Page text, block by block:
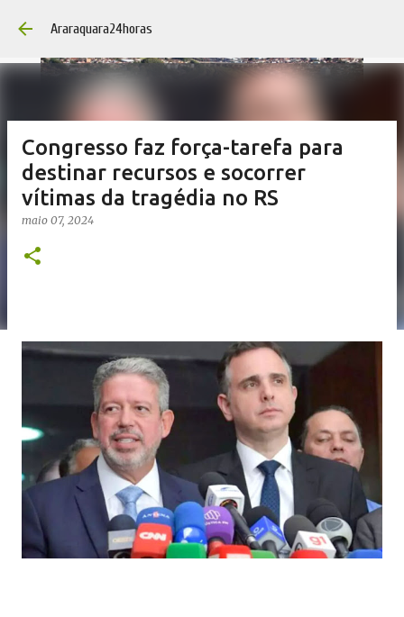
Araraquara24horas
Congresso faz força-tarefa para
destinar recursos e socorrer
vítimas da tragédia no RS
maio 07, 2024